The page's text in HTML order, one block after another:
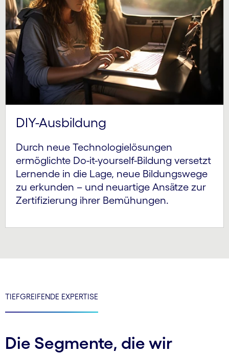
DIY-Ausbildung
Durch neue Technologielösungen
ermöglichte Do-it-yourself-Bildung versetzt
Lernende in die Lage, neue Bildungswege
zu erkunden – und neuartige Ansätze zur
Zertifizierung ihrer Bemühungen.
TIEFGREIFENDE EXPERTISE
Die Segmente, die wir